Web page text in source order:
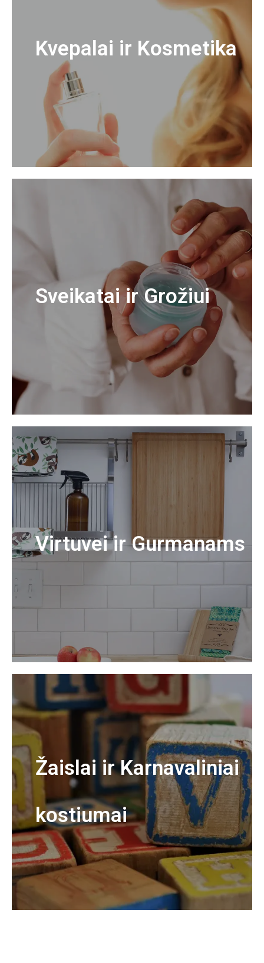
Kvepalai ir Kosmetika
Sveikatai ir Grožiui
Virtuvei ir Gurmanams
Žaislai ir Karnavaliniai
kostiumai